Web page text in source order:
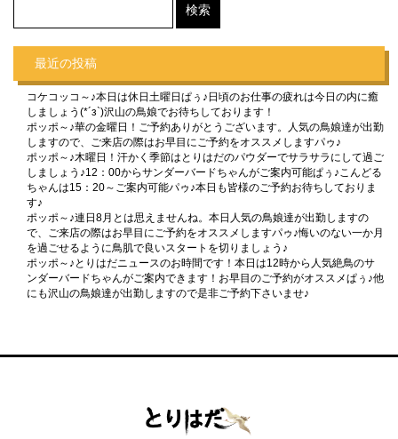
最近の投稿
コケコッコ～♪本日は休日土曜日ぱぅ♪日頃のお仕事の疲れは今日の内に癒
しましょう(*´з`)沢山の鳥娘でお待ちしております！
ポッポ～♪華の金曜日！ご予約ありがとうございます。人気の鳥娘達が出勤
しますので、ご来店の際はお早目にご予約をオススメしますパゥ♪
ポッポ～♪木曜日！汗かく季節はとりはだのパウダーでサラサラにして過ご
しましょう♪12：00からサンダーバードちゃんがご案内可能ぱぅ♪こんどる
ちゃんは15：20～ご案内可能パゥ♪本日も皆様のご予約お待ちしておりま
す♪
ポッポ～♪連日8月とは思えませんね。本日人気の鳥娘達が出勤しますの
で、ご来店の際はお早目にご予約をオススメしますパゥ♪悔いのない一か月
を過ごせるように鳥肌で良いスタートを切りましょう♪
ポッポ～♪とりはだニュースのお時間です！本日は12時から人気絶鳥のサ
ンダーバードちゃんがご案内できます！お早目のご予約がオススメぱぅ♪他
にも沢山の鳥娘達が出勤しますので是非ご予約下さいませ♪